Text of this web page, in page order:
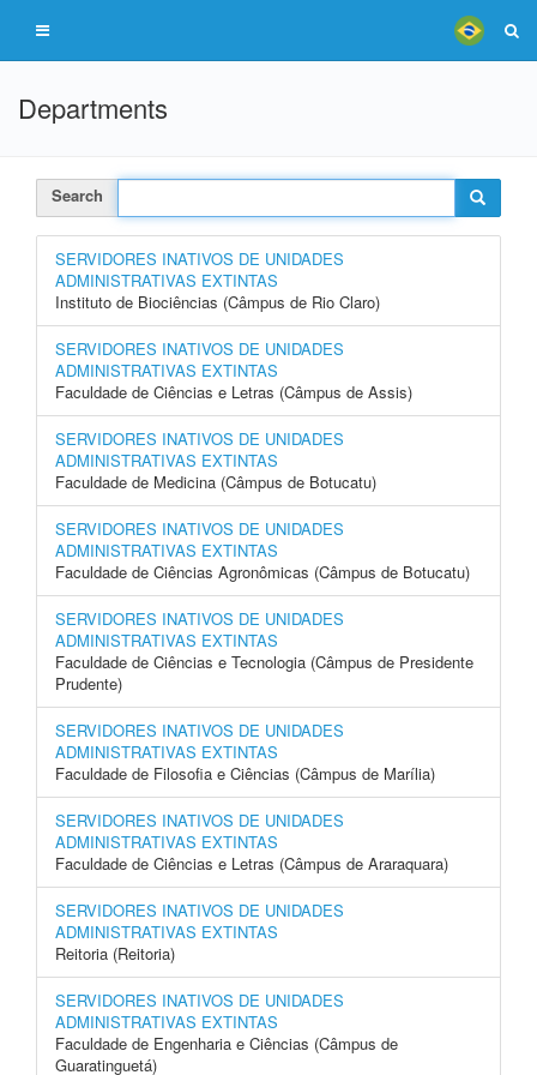
Departments
Search
SERVIDORES INATIVOS DE UNIDADES
ADMINISTRATIVAS EXTINTAS
Instituto de Biociências (Câmpus de Rio Claro)
SERVIDORES INATIVOS DE UNIDADES
ADMINISTRATIVAS EXTINTAS
Faculdade de Ciências e Letras (Câmpus de Assis)
SERVIDORES INATIVOS DE UNIDADES
ADMINISTRATIVAS EXTINTAS
Faculdade de Medicina (Câmpus de Botucatu)
SERVIDORES INATIVOS DE UNIDADES
ADMINISTRATIVAS EXTINTAS
Faculdade de Ciências Agronômicas (Câmpus de Botucatu)
SERVIDORES INATIVOS DE UNIDADES
ADMINISTRATIVAS EXTINTAS
Faculdade de Ciências e Tecnologia (Câmpus de Presidente
Prudente)
SERVIDORES INATIVOS DE UNIDADES
ADMINISTRATIVAS EXTINTAS
Faculdade de Filosofia e Ciências (Câmpus de Marília)
SERVIDORES INATIVOS DE UNIDADES
ADMINISTRATIVAS EXTINTAS
Faculdade de Ciências e Letras (Câmpus de Araraquara)
SERVIDORES INATIVOS DE UNIDADES
ADMINISTRATIVAS EXTINTAS
Reitoria (Reitoria)
SERVIDORES INATIVOS DE UNIDADES
ADMINISTRATIVAS EXTINTAS
Faculdade de Engenharia e Ciências (Câmpus de
Guaratinguetá)